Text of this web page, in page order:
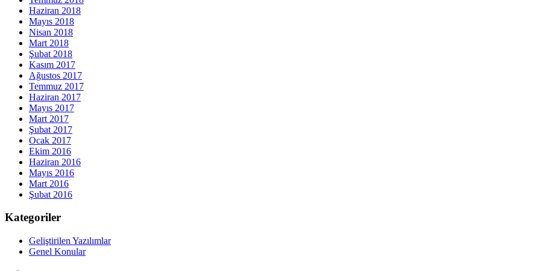
Haziran 2018
Mayıs 2018
Nisan 2018
Mart 2018
Şubat 2018
Kasım 2017
Ağustos 2017
Temmuz 2017
Haziran 2017
Mayıs 2017
Mart 2017
Şubat 2017
Ocak 2017
Ekim 2016
Haziran 2016
Mayıs 2016
Mart 2016
Şubat 2016
Kategoriler
Geliştirilen Yazılımlar
Genel Konular